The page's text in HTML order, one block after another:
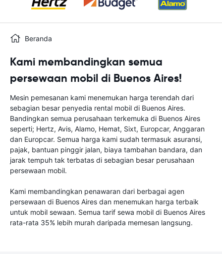
Beranda
Kami membandingkan semua
persewaan mobil di Buenos Aires!
Mesin pemesanan kami menemukan harga terendah dari
sebagian besar penyedia rental mobil di Buenos Aires.
Bandingkan semua perusahaan terkemuka di Buenos Aires
seperti; Hertz, Avis, Alamo, Hemat, Sixt, Europcar, Anggaran
dan Europcar. Semua harga kami sudah termasuk asuransi,
pajak, bantuan pinggir jalan, biaya tambahan bandara, dan
jarak tempuh tak terbatas di sebagian besar perusahaan
persewaan mobil.
Kami membandingkan penawaran dari berbagai agen
persewaan di Buenos Aires dan menemukan harga terbaik
untuk mobil sewaan. Semua tarif sewa mobil di Buenos Aires
rata-rata 35% lebih murah daripada memesan langsung.